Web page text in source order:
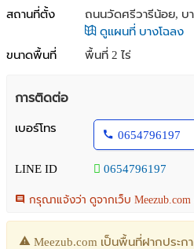
สถานที่ตั้ง
ถนนวัดศรีวารีน้อย, บ
ดูแผนที่ บางโฉลง
ขนาดพื้นที่
พื้นที่ 2 ไร่
การติดต่อ
เบอร์โทร
0654796197
LINE ID 0654796197
กรุณาแจ้งว่า ดูจากเว็บ
Meezub.com เป็นพื้นที่ฝากประก